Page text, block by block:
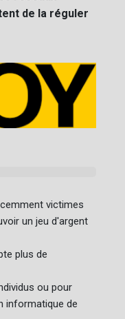
de la réguler
victimes
un jeu d'argent
plus de
ou pour
informatique de